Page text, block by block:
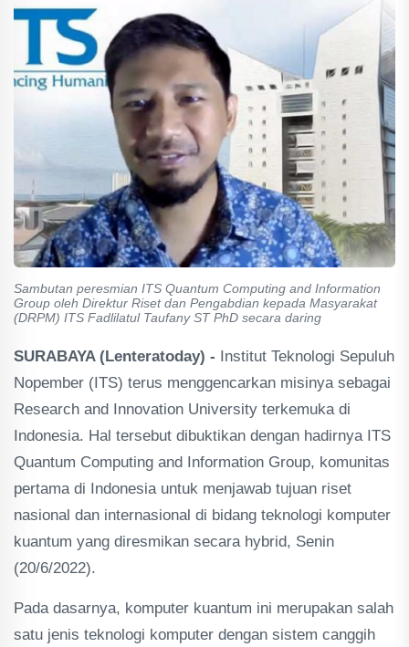
Sambutan peresmian ITS Quantum Computing and Information
Group oleh Direktur Riset dan Pengabdian kepada Masyarakat
(DRPM) ITS Fadlilatul Taufany ST PhD secara daring
SURABAYA (Lenteratoday) - Institut Teknologi Sepuluh
Nopember (ITS) terus menggencarkan misinya sebagai
Research and Innovation University terkemuka di
Indonesia. Hal tersebut dibuktikan dengan hadirnya ITS
Quantum Computing and Information Group, komunitas
pertama di Indonesia untuk menjawab tujuan riset
nasional dan internasional di bidang teknologi komputer
kuantum yang diresmikan secara hybrid, Senin
(20/6/2022).
Pada dasarnya, komputer kuantum ini merupakan salah
satu jenis teknologi komputer dengan sistem canggih